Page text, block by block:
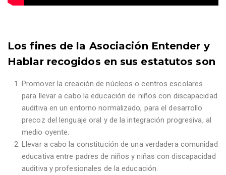
Los fines de la Asociación Entender y
Hablar recogidos en sus estatutos son
Promover la creación de núcleos o centros escolares
para llevar a cabo la educación de niños con discapacidad
auditiva en un entorno normalizado, para el desarrollo
precoz del lenguaje oral y de la integración progresiva, al
medio oyente.
Llevar a cabo la constitución de una verdadera comunidad
educativa entre padres de niños y niñas con discapacidad
auditiva y profesionales de la educación.